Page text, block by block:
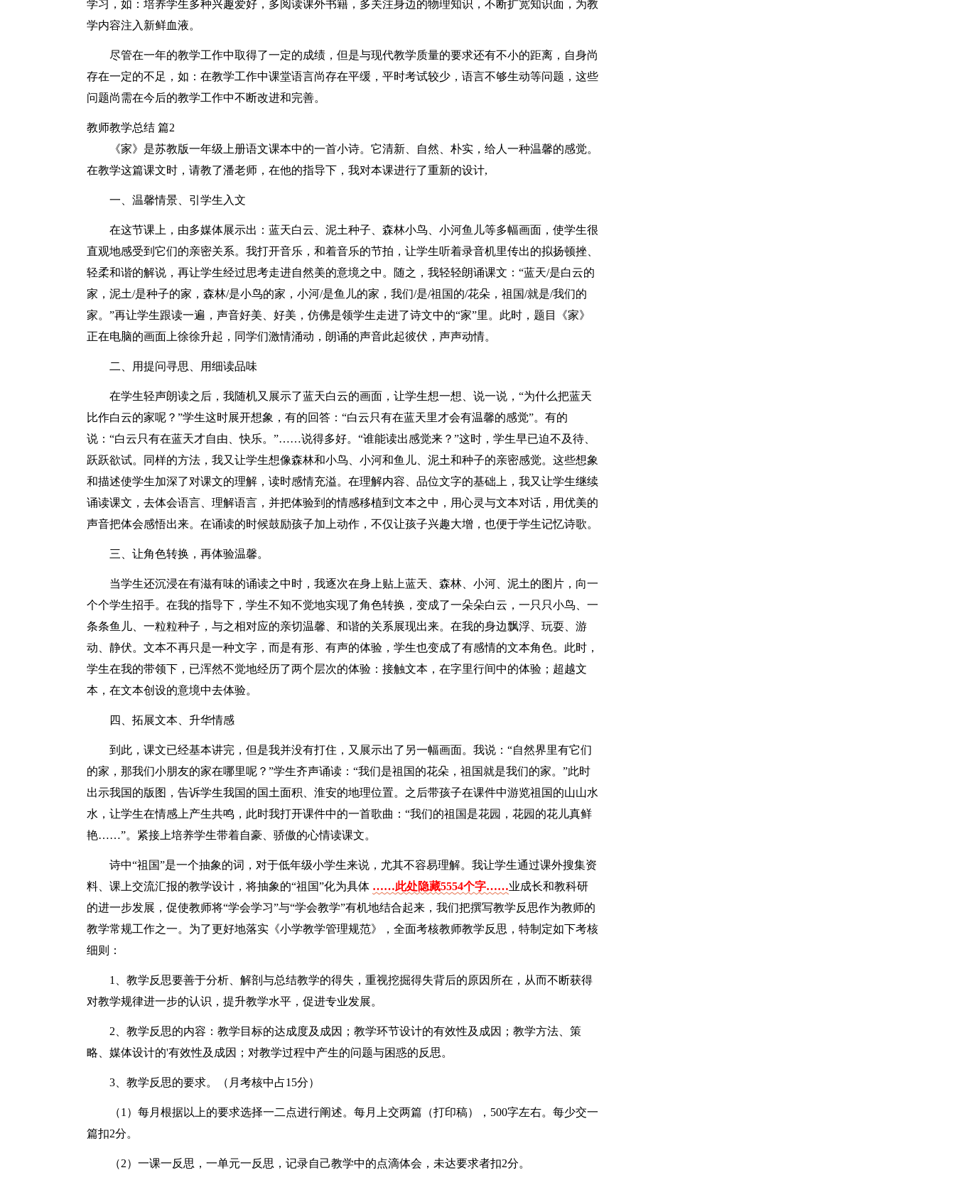
学习，如：培养学生多种兴趣爱好，多阅读课外书籍，多关注身边的物理知识，不断扩宽知识面，为教
学内容注入新鲜血液。
尽管在一年的教学工作中取得了一定的成绩，但是与现代教学质量的要求还有不小的距离，自身尚
存在一定的不足，如：在教学工作中课堂语言尚存在平缓，平时考试较少，语言不够生动等问题，这些
问题尚需在今后的教学工作中不断改进和完善。
教师教学总结 篇2
《家》是苏教版一年级上册语文课本中的一首小诗。它清新、自然、朴实，给人一种温馨的感觉。
在教学这篇课文时，请教了潘老师，在他的指导下，我对本课进行了重新的设计,
一、温馨情景、引学生入文
在这节课上，由多媒体展示出：蓝天白云、泥土种子、森林小鸟、小河鱼儿等多幅画面，使学生很
直观地感受到它们的亲密关系。我打开音乐，和着音乐的节拍，让学生听着录音机里传出的拟扬顿挫、
轻柔和谐的解说，再让学生经过思考走进自然美的意境之中。随之，我轻轻朗诵课文：“蓝天/是白云的
家，泥土/是种子的家，森林/是小鸟的家，小河/是鱼儿的家，我们/是/祖国的/花朵，祖国/就是/我们的
家。”再让学生跟读一遍，声音好美、好美，仿佛是领学生走进了诗文中的“家”里。此时，题目《家》
正在电脑的画面上徐徐升起，同学们激情涌动，朗诵的声音此起彼伏，声声动情。
二、用提问寻思、用细读品味
在学生轻声朗读之后，我随机又展示了蓝天白云的画面，让学生想一想、说一说，“为什么把蓝天
比作白云的家呢？”学生这时展开想象，有的回答：“白云只有在蓝天里才会有温馨的感觉”。有的
说：“白云只有在蓝天才自由、快乐。”……说得多好。“谁能读出感觉来？”这时，学生早已迫不及待、
跃跃欲试。同样的方法，我又让学生想像森林和小鸟、小河和鱼儿、泥土和种子的亲密感觉。这些想象
和描述使学生加深了对课文的理解，读时感情充溢。在理解内容、品位文字的基础上，我又让学生继续
诵读课文，去体会语言、理解语言，并把体验到的情感移植到文本之中，用心灵与文本对话，用优美的
声音把体会感悟出来。在诵读的时候鼓励孩子加上动作，不仅让孩子兴趣大增，也便于学生记忆诗歌。
三、让角色转换，再体验温馨。
当学生还沉浸在有滋有味的诵读之中时，我逐次在身上贴上蓝天、森林、小河、泥土的图片，向一
个个学生招手。在我的指导下，学生不知不觉地实现了角色转换，变成了一朵朵白云，一只只小鸟、一
条条鱼儿、一粒粒种子，与之相对应的亲切温馨、和谐的关系展现出来。在我的身边飘浮、玩耍、游
动、静伏。文本不再只是一种文字，而是有形、有声的体验，学生也变成了有感情的文本角色。此时，
学生在我的带领下，已浑然不觉地经历了两个层次的体验：接触文本，在字里行间中的体验；超越文
本，在文本创设的意境中去体验。
四、拓展文本、升华情感
到此，课文已经基本讲完，但是我并没有打住，又展示出了另一幅画面。我说：“自然界里有它们
的家，那我们小朋友的家在哪里呢？”学生齐声诵读：“我们是祖国的花朵，祖国就是我们的家。”此时
出示我国的版图，告诉学生我国的国土面积、淮安的地理位置。之后带孩子在课件中游览祖国的山山水
水，让学生在情感上产生共鸣，此时我打开课件中的一首歌曲：“我们的祖国是花园，花园的花儿真鲜
艳……”。紧接上培养学生带着自豪、骄傲的心情读课文。
诗中“祖国”是一个抽象的词，对于低年级小学生来说，尤其不容易理解。我让学生通过课外搜集资
料、课上交流汇报的教学设计，将抽象的“祖国”化为具体 ……此处隐藏5554个字……业成长和教科研
的进一步发展，促使教师将“学会学习”与“学会教学”有机地结合起来，我们把撰写教学反思作为教师的
教学常规工作之一。为了更好地落实《小学教学管理规范》，全面考核教师教学反思，特制定如下考核
细则：
1、教学反思要善于分析、解剖与总结教学的得失，重视挖掘得失背后的原因所在，从而不断获得
对教学规律进一步的认识，提升教学水平，促进专业发展。
2、教学反思的内容：教学目标的达成度及成因；教学环节设计的有效性及成因；教学方法、策
略、媒体设计的'有效性及成因；对教学过程中产生的问题与困惑的反思。
3、教学反思的要求。（月考核中占15分）
（1）每月根据以上的要求选择一二点进行阐述。每月上交两篇（打印稿），500字左右。每少交一
篇扣2分。
（2）一课一反思，一单元一反思，记录自己教学中的点滴体会，未达要求者扣2分。